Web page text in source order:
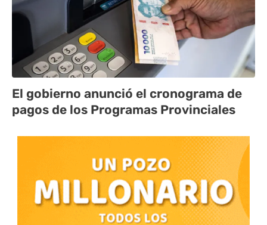
El gobierno anunció el cronograma de
pagos de los Programas Provinciales